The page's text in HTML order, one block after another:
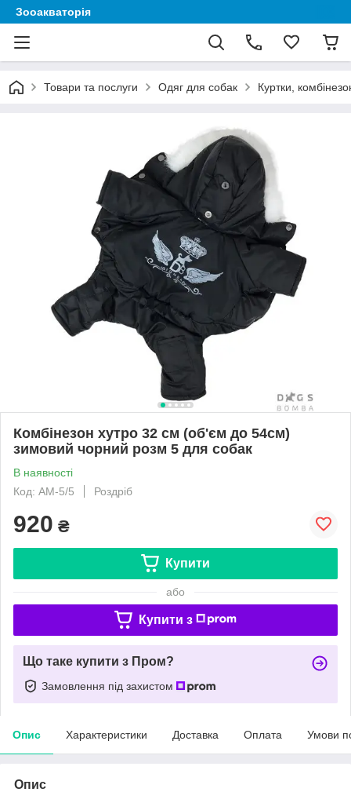
Зооакваторія
Товари та послуги Одяг для собак Куртки,
Комбінезон хутро 32 см (об'єм до 54см)
зимовий чорний розм 5 для собак
В наявності
Код: АМ-5/5
Роздріб
920 ₴
Купити
або
Купити з
Що таке купити з Пром?
Замовлення під захистом
Опис Характеристики Доставка Оплата Умови
Опис